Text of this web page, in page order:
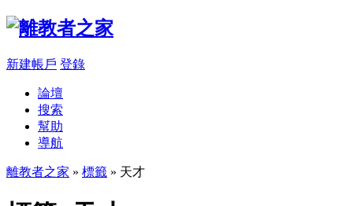
新建帳戶 登錄
論壇
搜索
幫助
導航
離教者之家 » 標籤 » 天才